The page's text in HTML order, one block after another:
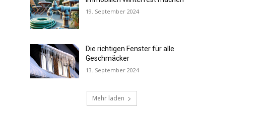
19. September 2024
Die richtigen Fenster für alle
Geschmäcker
13. September 2024
Mehr laden